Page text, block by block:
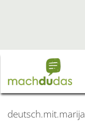
deutsch.mit.marija